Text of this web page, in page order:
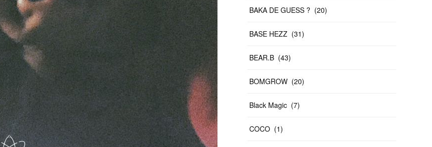
BAKA DE GUESS ? (20)
BASE HEZZ (31)
BEAR.B (43)
BOMGROW (20)
Black Magic (7)
COCO (1)